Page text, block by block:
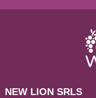
NEW LION SRLS